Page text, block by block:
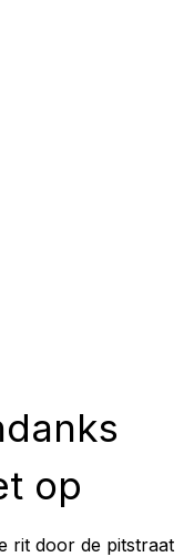
op
rit door de pitstraat